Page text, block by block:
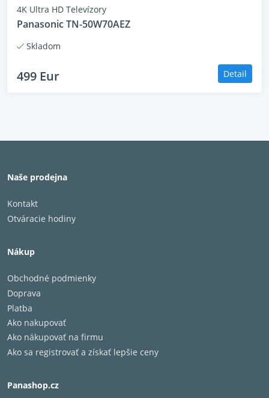
4K Ultra HD Televízory
Panasonic TN-50W70AEZ
Skladom
499 Eur Detail
Naše prodejna
Kontakt
Otváracie hodiny
Nákup
Obchodné podmienky
Doprava
Platba
Ako nakupovať
Ako nákupovať na firmu
Ako sa registrovať a získať lepšie ceny
Panashop.cz